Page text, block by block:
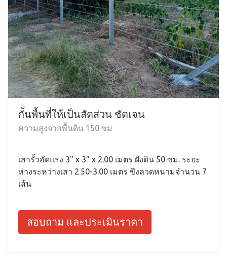
กั้นพื้นที่ให้เป็นสัดส่วน ชัดเจน
ความสูงจากพื้นดิน 150 ซม
เสารั้วอัดแรง 3" x 3" x 2.00 เมตร ฝังดิน 50 ซม. ระยะ
ห่างระหว่างเสา 2.50-3.00 เมตร ขึงลวดหนามจำนวน 7
เส้น
สอบถาม และประเมินราคา